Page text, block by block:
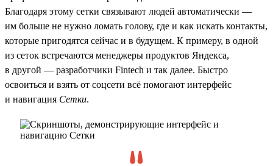
Благодаря этому сетки связывают людей автоматически —
им больше не нужно ломать голову, где и как искать контакты,
которые пригодятся сейчас и в будущем. К примеру, в одной
из сеток встречаются менеджеры продуктов Яндекса,
в другой — разработчики Fintech и так далее. Быстро
освоиться и взять от соцсети всё помогают интерфейс
и навигация Сетки.